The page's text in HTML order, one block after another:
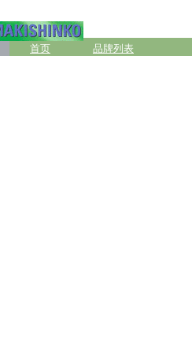
首页 品牌列表